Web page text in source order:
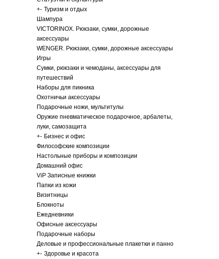
+- Туризм и отдых
Шампура
VICTORINOX. Рюкзаки, сумки, дорожные
аксессуары
WENGER. Рюкзаки, сумки, дорожные аксессуары
Игры
Сумки, рюкзаки и чемоданы, аксессуары для
путешествий
Наборы для пикника
Охотничьи аксессуары
Подарочные ножи, мультитулы
Оружие пневматическое подарочное, арбалеты,
луки, самозащита
+- Бизнес и офис
Философские композиции
Настольные приборы и композиции
Домашний офис
ViP Записные книжки
Папки из кожи
Визитницы
Блокноты
Ежедневники
Офисные аксессуары
Подарочные наборы
Деловые и профессиональные плакетки и панно
+- Здоровье и красота